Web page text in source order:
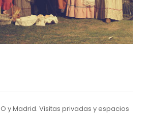
y Madrid. Visitas privadas y espacios